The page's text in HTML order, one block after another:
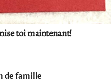
toi maintenant!
de famille